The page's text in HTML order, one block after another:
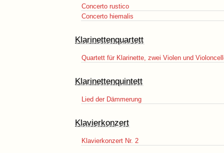
Concerto rustico
Concerto hiemalis
Klarinettenquartett
Quartett für Klarinette, zwei Violen und
Klarinettenquintett
Lied der Dämmerung
Klavierkonzert
Klavierkonzert Nr. 2